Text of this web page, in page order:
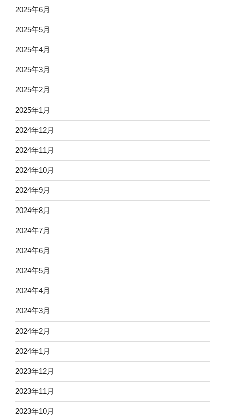
2025年6月
2025年5月
2025年4月
2025年3月
2025年2月
2025年1月
2024年12月
2024年11月
2024年10月
2024年9月
2024年8月
2024年7月
2024年6月
2024年5月
2024年4月
2024年3月
2024年2月
2024年1月
2023年12月
2023年11月
2023年10月